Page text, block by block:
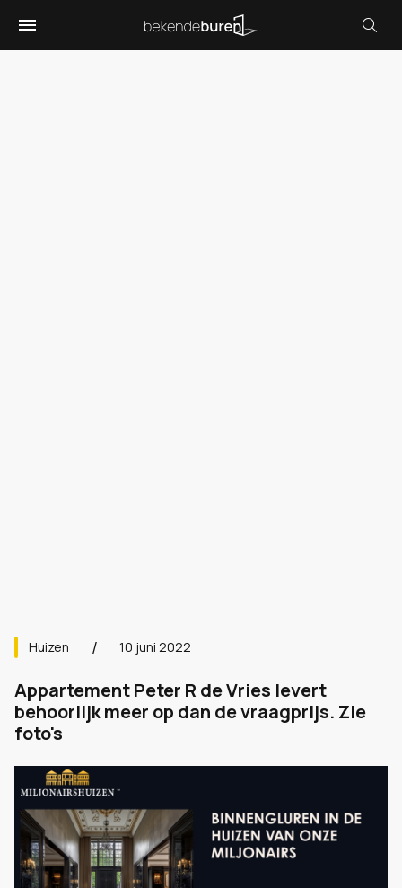
Huizen 10 juni 2022
Appartement Peter R de Vries levert
behoorlijk meer op dan de vraagprijs. Zie
foto's